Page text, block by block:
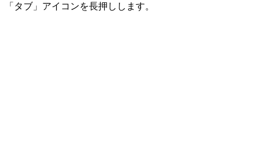
「タブ」アイコンを長押しします。